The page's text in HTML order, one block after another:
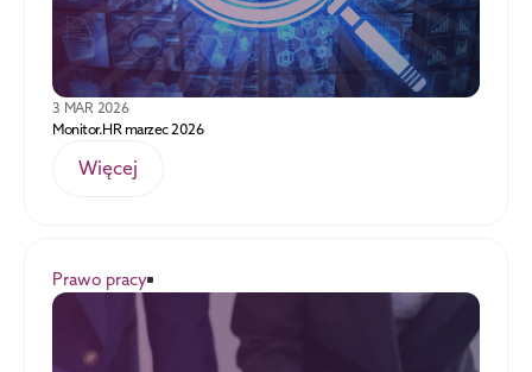
3 MAR 2026
Monitor.HR marzec 2026
Więcej
Prawo pracy